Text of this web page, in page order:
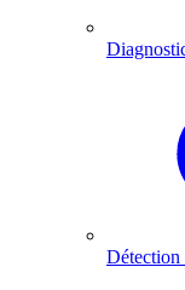
Détection